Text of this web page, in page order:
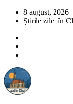
8 august, 2026
Știrile zilei în